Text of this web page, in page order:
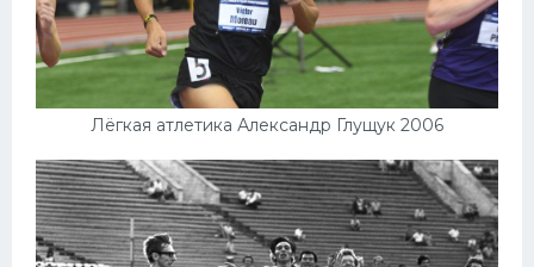
Лёгкая атлетика Александр Глущук 2006